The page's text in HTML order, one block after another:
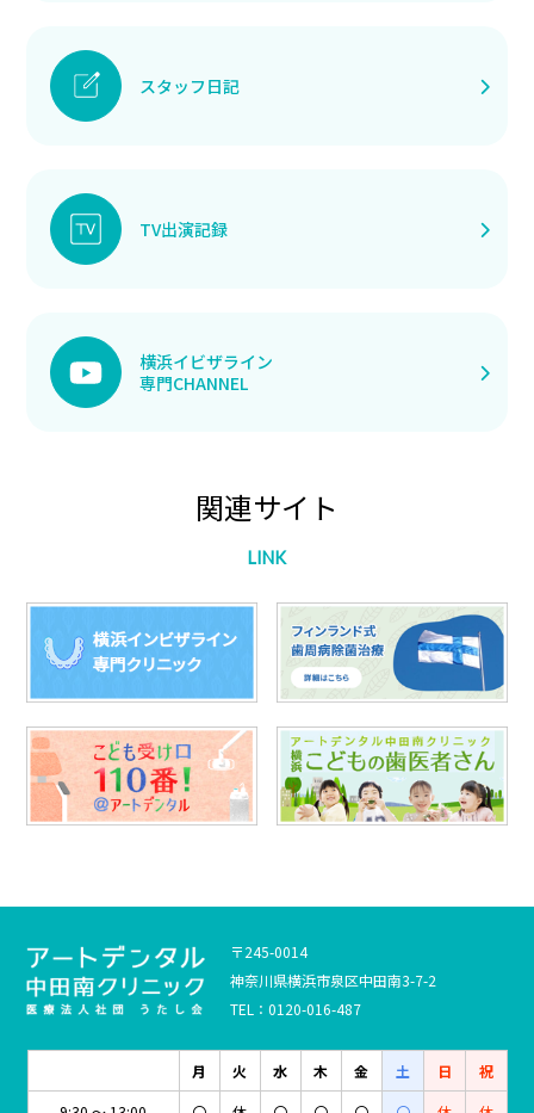
スタッフ日記
TV出演記録
横浜イビザライン
専門CHANNEL
関連サイト
LINK
〒245-0014
神奈川県横浜市泉区中田南3-7-2
TEL：0120-016-487
月 火 水 木 金 土 日
祝